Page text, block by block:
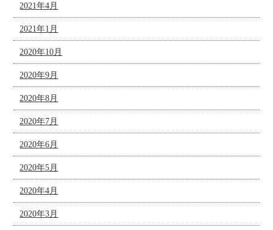
2021年4月
2021年1月
2020年10月
2020年9月
2020年8月
2020年7月
2020年6月
2020年5月
2020年4月
2020年3月